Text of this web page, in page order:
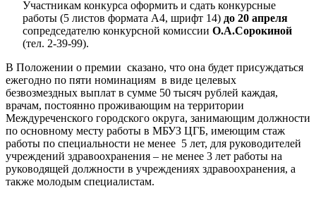
Участникам конкурса оформить и сдать конкурсные
работы (5 листов формата А4, шрифт 14) до 20 апреля
сопредседателю конкурсной комиссии О.А.Сорокиной
(тел. 2-39-99).
В Положении о премии сказано, что она будет присуждаться
ежегодно по пяти номинациям в виде целевых
безвозмездных выплат в сумме 50 тысяч рублей каждая,
врачам, постоянно проживающим на территории
Междуреченского городского округа, занимающим должности
по основному месту работы в МБУЗ ЦГБ, имеющим стаж
работы по специальности не менее 5 лет, для руководителей
учреждений здравоохранения – не менее 3 лет работы на
руководящей должности в учреждениях здравоохранения, а
также молодым специалистам.